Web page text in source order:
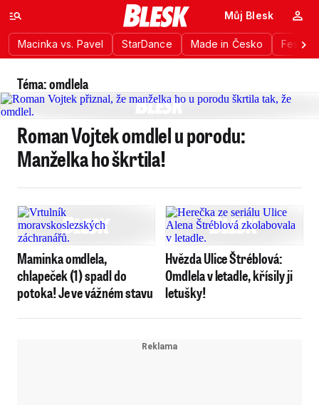
Macinka vs. Pavel StarDance Made in Česko
Můj Blesk
Téma: omdlela
Roman Vojtek omdlel u porodu:
Manželka ho škrtila!
Maminka omdlela,
chlapeček (1) spadl do
potoka! Je ve vážném stavu
Hvězda Ulice Štréblová:
Omdlela v letadle, křísily ji
letušky!